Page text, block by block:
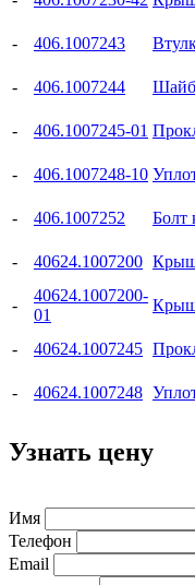
-
406.1007243
-
406.1007244
-
406.1007245-01
-
406.1007248-10
-
406.1007252 Болт
-
40624.1007200
-
40624.1007200-
01
-
40624.1007245
-
40624.1007248
Узнать цену
Имя
Телефон
Email